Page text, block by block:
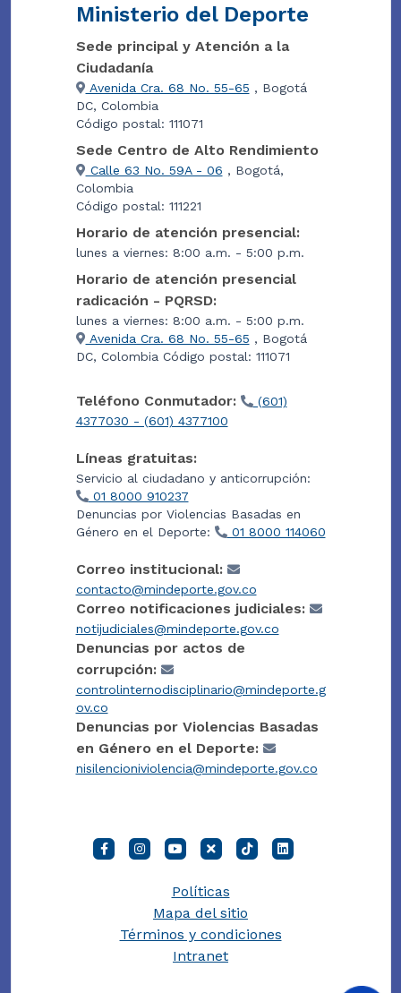
Ministerio del Deporte
Sede principal y Atención a la
Ciudadanía
Avenida Cra. 68 No. 55-65 , Bogotá
DC, Colombia
Código postal: 111071
Sede Centro de Alto Rendimiento
Calle 63 No. 59A - 06 , Bogotá,
Colombia
Código postal: 111221
Horario de atención presencial:
lunes a viernes: 8:00 a.m. - 5:00 p.m.
Horario de atención presencial
radicación - PQRSD:
lunes a viernes: 8:00 a.m. - 5:00 p.m.
Avenida Cra. 68 No. 55-65 , Bogotá
DC, Colombia Código postal: 111071
Teléfono Conmutador:
(601)
4377030 - (601) 4377100
Líneas gratuitas:
Servicio al ciudadano y anticorrupción:
01 8000 910237
Denuncias por Violencias Basadas en
Género en el Deporte:
01 8000 114060
Correo institucional:
contacto@mindeporte.gov.co
Correo notificaciones judiciales:
notijudiciales@mindeporte.gov.co
Denuncias por actos de
corrupción:
controlinternodisciplinario@mindeporte.g
ov.co
Denuncias por Violencias Basadas
en Género en el Deporte:
nisilencioniviolencia@mindeporte.gov.co
Políticas
Mapa del sitio
Términos y condiciones
Intranet